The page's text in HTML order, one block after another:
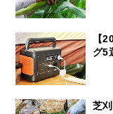
【
グ5
芝